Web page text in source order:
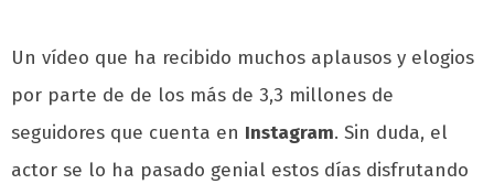
Un vídeo que ha recibido muchos aplausos y elogios
por parte de de los más de 3,3 millones de
seguidores que cuenta en Instagram. Sin duda, el
actor se lo ha pasado genial estos días disfrutando